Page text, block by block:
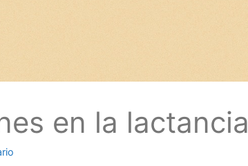
en la lactancia